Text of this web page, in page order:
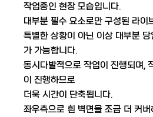
작업중인 현장 모습입니다.
대부분 필수 요소로만 구성된 라이
특별한 상황이 아닌 이상 대부분
가 가능합니다.
동시다발적으로 작업이 진행되며,
이 진행하므로
더욱 시간이 단축됩니다.
좌우측으로 흰 벽면을 조금 더 커버